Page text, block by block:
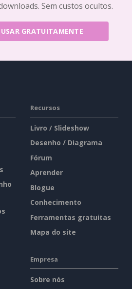
Sem custos ocultos.
GRATUITAMENTE
Recursos
Livro / Slideshow
Desenho / Diagrama
Fórum
Aprender
Blogue
Conhecimento
Ferramentas gratuitas
Mapa do site
Empresa
Sobre nós